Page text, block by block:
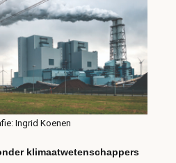
Ingrid Koenen
klimaatwetenschappers